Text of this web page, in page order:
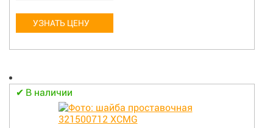
УЗНАТЬ ЦЕНУ
В наличии